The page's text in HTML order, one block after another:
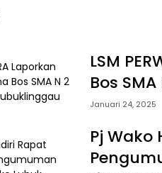
LSM
Bos
Januari 24, 2025
Pj Wako